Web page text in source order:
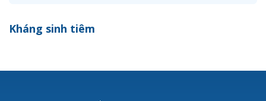
Ceftizoxim®
Kháng sinh tiêm